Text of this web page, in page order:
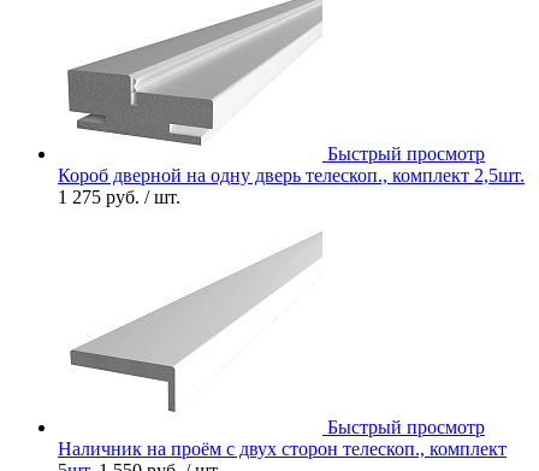
Быстрый просмотр
Короб дверной на одну дверь телескоп., комплект 2,5шт.
1 275 руб. / шт.
Быстрый просмотр
Наличник на проём с двух сторон телескоп., комплект